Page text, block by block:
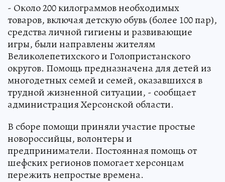
- Около 200 килограммов необходимых
товаров, включая детскую обувь (более 100 пар),
средства личной гигиены и развивающие
игры, были направлены жителям
Великолепетихского и Голопристанского
округов. Помощь предназначена для детей из
многодетных семей и семей, оказавшихся в
трудной жизненной ситуации, - сообщает
администрация Херсонской области.
В сборе помощи приняли участие простые
новороссийцы, волонтеры и
предприниматели. Постоянная помощь от
шефских регионов помогает херсонцам
пережить непростые времена.